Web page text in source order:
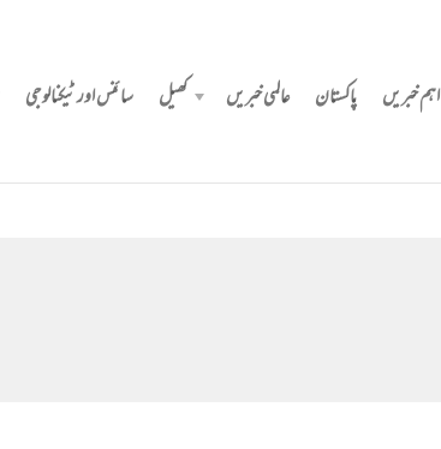
اہم خبریں پاکستان عالمی خبریں کھیل سائنس اور ٹیکنالوجی